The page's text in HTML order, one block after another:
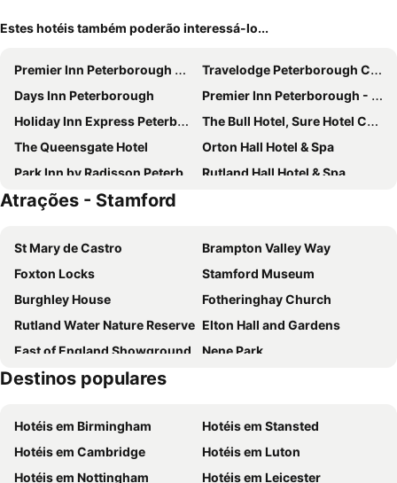
Estes hotéis também poderão interessá-lo...
Premier Inn Peterborough City Centre hotel
Travelodge Peterborough Central
Days Inn Peterborough
Premier Inn Peterborough - Hampton
Holiday Inn Express Peterborough By Ihg
The Bull Hotel, Sure Hotel Collection by Best Western
The Queensgate Hotel
Orton Hall Hotel & Spa
Park Inn by Radisson Peterborough
Rutland Hall Hotel & Spa
Premier Inn Peterborough North
Normanton Park Hotel, Sure Hotel Collection by Best Western
Hambleton Hall
Delta Hotels Peterborough
The Pearl Hotel
The Talbot Hotel
Atrações - Stamford
St Mary de Castro
Brampton Valley Way
Foxton Locks
Stamford Museum
Burghley House
Fotheringhay Church
Rutland Water Nature Reserve Elton Hall and Gardens
East of England Showground
Nene Park
Queensgate
Castle Gardens
Belton House
Rothwell Market House
Island Hall
Destinos populares
Hotéis em Birmingham
Hotéis em Stansted
Hotéis em Cambridge
Hotéis em Luton
Hotéis em Nottingham
Hotéis em Leicester